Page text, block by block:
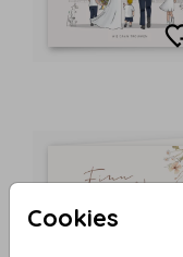
Cookies